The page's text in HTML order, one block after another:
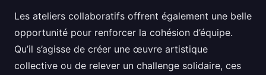
Les ateliers collaboratifs offrent également une belle
opportunité pour renforcer la cohésion d’équipe.
Qu’il s’agisse de créer une œuvre artistique
collective ou de relever un challenge solidaire, ces